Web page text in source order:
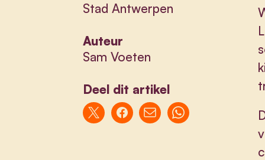
Stad Antwerpen
Auteur
Sam Voeten
Deel dit artikel